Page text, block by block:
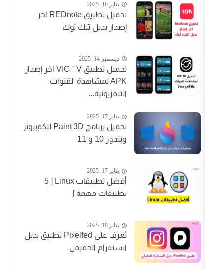
يناير 18, 2025
تحميل تطبيق REDnote اخر
إصدار بديل تيك توك
ديسمبر 14, 2025
تحميل تطبيق VIC TV اخر إصدار
APK لمشاهدة القنوات
التلفزيونية...
تحميل برنامج Paint 3D للكمبيوتر
ويندوز 10 و 11
يناير 17, 2025
أفضل تطبيقات Linux [ 5
تطبيقات مهمة ]
تَعرف على Pixelfed تطبيق بديل
انستقرام الحقيقي